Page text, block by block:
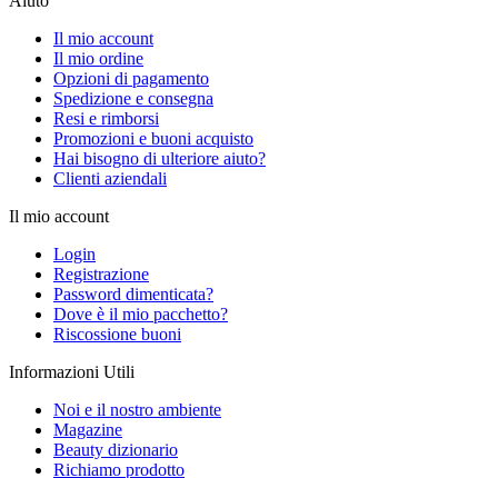
Il mio account
Il mio ordine
Opzioni di pagamento
Spedizione e consegna
Resi e rimborsi
Promozioni e buoni acquisto
Hai bisogno di ulteriore aiuto?
Clienti aziendali
Il mio account
Login
Registrazione
Password dimenticata?
Dove è il mio pacchetto?
Riscossione buoni
Informazioni Utili
Noi e il nostro ambiente
Magazine
Beauty dizionario
Richiamo prodotto